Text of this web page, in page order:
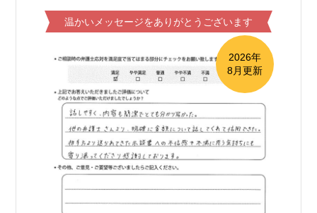
温かいメッセージをありがとうございます
2026年
8月更新